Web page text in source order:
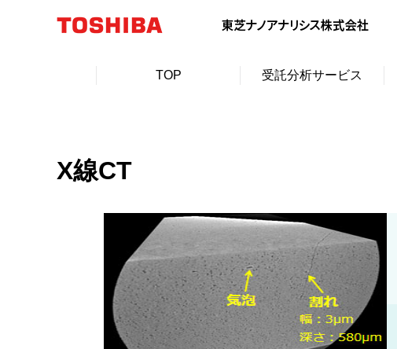
TOP 受託分析サービス
X線CT